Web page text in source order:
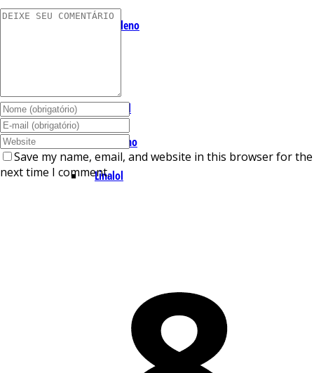
Humuleno
Lemonal
Limoneno
Linalol
Miristicina
Save my name, email, and website in this browser for the
next time I comment.